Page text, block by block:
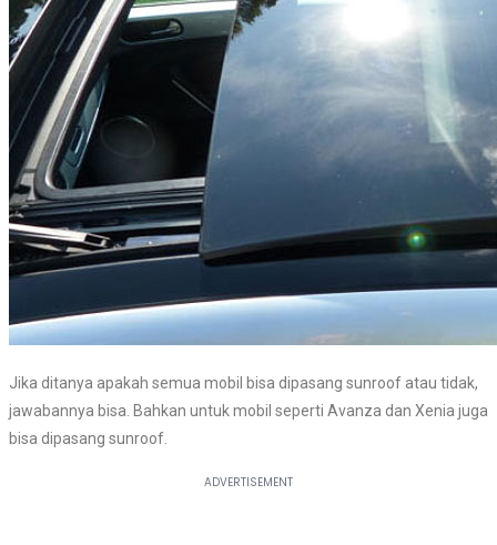
Jika ditanya apakah semua mobil bisa dipasang sunroof atau tidak,
jawabannya bisa. Bahkan untuk mobil seperti Avanza dan Xenia juga
bisa dipasang sunroof.